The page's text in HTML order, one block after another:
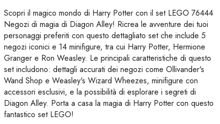
Scopri il magico mondo di Harry Potter con il set LEGO 76444
Negozi di magia di Diagon Alley! Ricrea le avventure dei tuoi
personaggi preferiti con questo dettagliato set che include 5
negozi iconici e 14 minifigure, tra cui Harry Potter, Hermione
Granger e Ron Weasley. Le principali caratteristiche di questo
set includono: dettagli accurati dei negozi come Ollivander's
Wand Shop e Weasley's Wizard Wheezes, minifigure con
accessori esclusivi, e la possibilità di esplorare i segreti di
Diagon Alley. Porta a casa la magia di Harry Potter con questo
fantastico set LEGO!